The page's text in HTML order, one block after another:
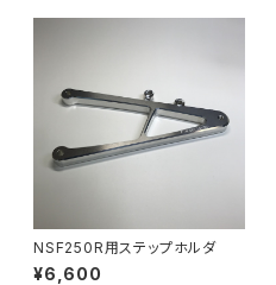
NSF250R用ステップホルダ
¥6,600